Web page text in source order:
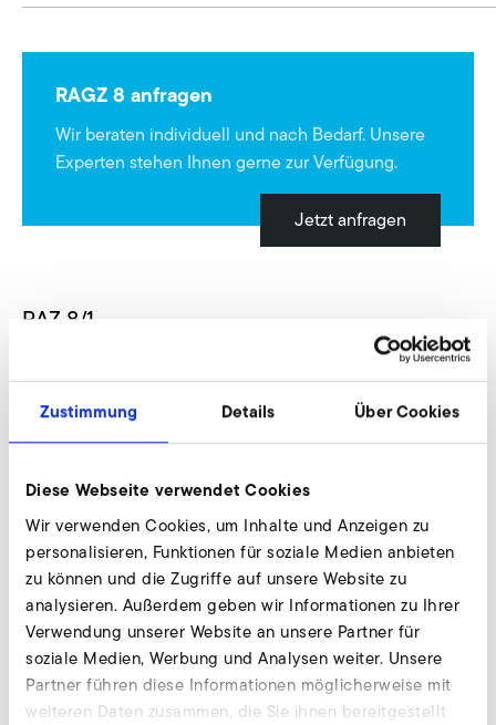
Zustimmung Details Über Cookies
Diese Webseite verwendet Cookies
Wir verwenden Cookies, um Inhalte und Anzeigen zu
personalisieren, Funktionen für soziale Medien anbieten
zu können und die Zugriffe auf unsere Website zu
analysieren. Außerdem geben wir Informationen zu Ihrer
Verwendung unserer Website an unsere Partner für
soziale Medien, Werbung und Analysen weiter. Unsere
Partner führen diese Informationen möglicherweise mit
weiteren Daten zusammen, die Sie ihnen bereitgestellt
RAGZ 8 anfragen
Wir beraten individuell und nach Bedarf. Unsere
Experten stehen Ihnen gerne zur Verfügung.
Jetzt anfragen
RAZ 8/1